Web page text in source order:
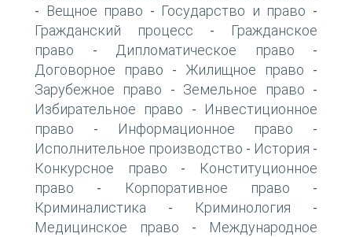
- Вещное право - Государство и право -
Гражданский процесс -
Гражданское
право - Дипломатическое право -
Договорное право - Жилищное право -
Зарубежное право - Земельное право -
Избирательное право -
Инвестиционное
право - Информационное право -
Исполнительное производство - История -
Конкурсное право -
Конституционное
право - Корпоративное право -
Криминалистика - Криминология -
Медицинское право -
Международное